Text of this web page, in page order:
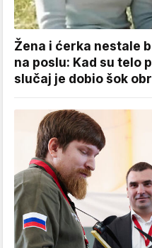
Žena i ćerka nestale
na poslu: Kad su telo
slučaj je dobio šok